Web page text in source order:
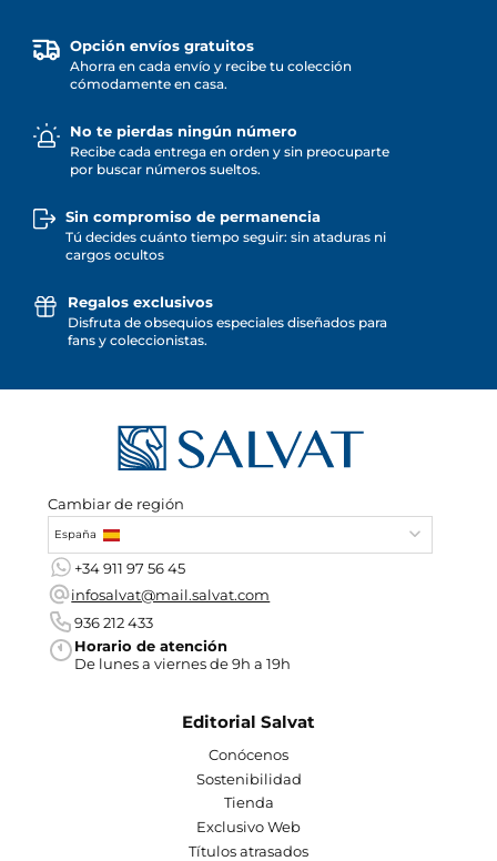
Opción envíos gratuitos
Ahorra en cada envío y recibe tu colección
cómodamente en casa.
No te pierdas ningún número
Recibe cada entrega en orden y sin preocuparte
por buscar números sueltos.
Sin compromiso de permanencia
Tú decides cuánto tiempo seguir: sin ataduras ni
cargos ocultos
Regalos exclusivos
Disfruta de obsequios especiales diseñados para
fans y coleccionistas.
Cambiar de región
España
+34 911 97 56 45
infosalvat@mail.salvat.com
936 212 433
Horario de atención
De lunes a viernes de 9h a 19h
Editorial Salvat
Conócenos
Sostenibilidad
Tienda
Exclusivo Web
Títulos atrasados